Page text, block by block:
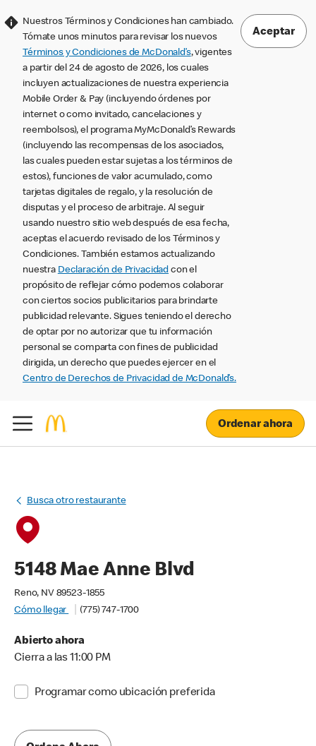
Nuestros Términos y Condiciones han cambiado.
Tómate unos minutos para revisar los nuevos
Términos y Condiciones de McDonald’s, vigentes
a partir del 24 de agosto de 2026, los cuales
incluyen actualizaciones de nuestra experiencia
Mobile Order & Pay (incluyendo órdenes por
internet o como invitado, cancelaciones y
reembolsos), el programa MyMcDonald’s Rewards
(incluyendo las recompensas de los asociados,
las cuales pueden estar sujetas a los términos de
estos), funciones de valor acumulado, como
tarjetas digitales de regalo, y la resolución de
disputas y el proceso de arbitraje. Al seguir
usando nuestro sitio web después de esa fecha,
aceptas el acuerdo revisado de los Términos y
Condiciones. También estamos actualizando
nuestra Declaración de Privacidad con el
propósito de reflejar cómo podemos colaborar
con ciertos socios publicitarios para brindarte
publicidad relevante. Sigues teniendo el derecho
de optar por no autorizar que tu información
personal se comparta con fines de publicidad
dirigida, un derecho que puedes ejercer en el
Centro de Derechos de Privacidad de McDonald’s.
Aceptar
Ordenar ahora
Busca otro restaurante
5148 Mae Anne Blvd
Reno, NV 89523-1855
Cómo llegar
(775) 747-1700
Abierto ahora
Cierra a las 11:00 PM
Programar como ubicación preferida